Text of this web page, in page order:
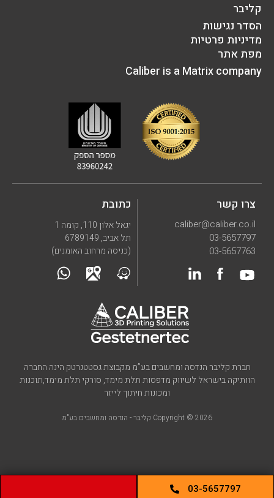
חברת קליבר הנדסה ומחשבים בע”מ מקבוצת גסטטנרטק הינה החברה
הוותיקה בישראל לשיווק מדפסות תלת מימד, סורקי תלת מימד,תוכנות
ומכונות חיתוך לייזר
Copyright © 2026 קליבר - הנדסה ומחשבים בע"מ
כתובת
יגאל אלון 110, קומה 1
תל אביב, 6789149
(כניסה מרחוב האומנים)
צרו קשר
caliber@caliber.co.il
03-5657797
03-5657763
קליבר
הסדר נגישות
מדיניות פרטיות
מפת אתר
Caliber is a Matrix company
03-5657797